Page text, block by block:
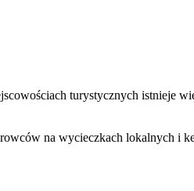
turystycznych istnieje
na wycieczkach lokalnych i